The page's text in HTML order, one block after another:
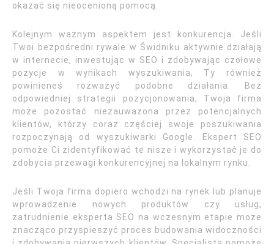
okazać się nieocenioną pomocą.
Kolejnym ważnym aspektem jest konkurencja. Jeśli
Twoi bezpośredni rywale w Świdniku aktywnie działają
w internecie, inwestując w SEO i zdobywając czołowe
pozycje w wynikach wyszukiwania, Ty również
powinieneś rozważyć podobne działania. Bez
odpowiedniej strategii pozycjonowania, Twoja firma
może pozostać niezauważona przez potencjalnych
klientów, którzy coraz częściej swoje poszukiwania
rozpoczynają od wyszukiwarki Google. Ekspert SEO
pomoże Ci zidentyfikować te nisze i wykorzystać je do
zdobycia przewagi konkurencyjnej na lokalnym rynku.
Jeśli Twoja firma dopiero wchodzi na rynek lub planuje
wprowadzenie nowych produktów czy usług,
zatrudnienie eksperta SEO na wczesnym etapie może
znacząco przyspieszyć proces budowania widoczności